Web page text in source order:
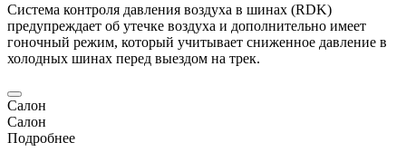
Система контроля давления воздуха в шинах (RDK)
предупреждает об утечке воздуха и дополнительно имеет
гоночный режим, который учитывает сниженное давление в
холодных шинах перед выездом на трек.
Салон
Салон
Подробнее